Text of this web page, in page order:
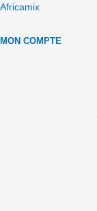
Aller
contenu
Africamix
MON COMPTE